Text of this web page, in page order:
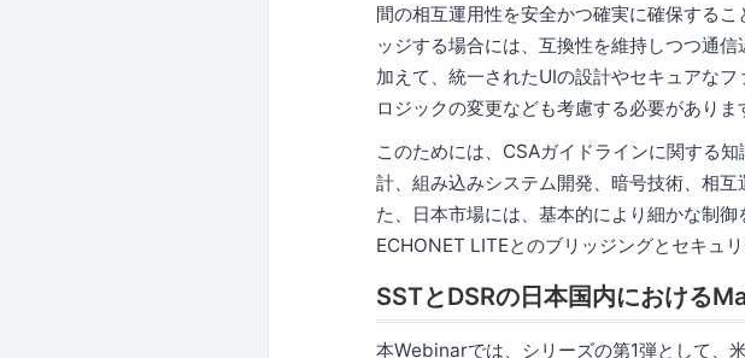
間の相互運用性を安全かつ確実に確保する
ッジする場合には、互換性を維持しつつ通
加えて、統一されたUIの設計やセキュアな
ロジックの変更なども考慮する必要がありま
このためには、CSAガイドラインに関する
計、組み込みシステム開発、暗号技術、相
た、日本市場には、基本的により細かな制
ECHONET LITEとのブリッジングとセキュ
SSTとDSRの日本国内における
本Webinarでは、シリーズの第1弾として